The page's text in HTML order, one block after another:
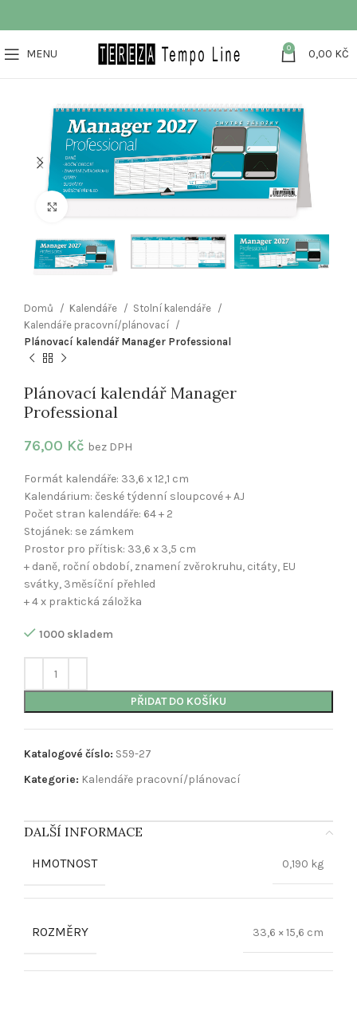
MENU 0 0,00 KČ
Domů Kalendáře
Stolní kalendáře
Kalendáře pracovní/plánovací
Plánovací kalendář Manager Professional
Plánovací kalendář Manager
Professional
76,00 Kč bez DPH
Formát kalendáře: 33,6 x 12,1 cm
Kalendárium: české týdenní sloupcové + AJ
Počet stran kalendáře: 64 + 2
Stojánek: se zámkem
Prostor pro přítisk: 33,6 x 3,5 cm
+ daně, roční období, znamení zvěrokruhu, citáty, EU
svátky, 3měsíční přehled
+ 4 x praktická záložka
1000 skladem
PŘIDAT DO KOŠÍKU
Katalogové číslo: S59-27
Kategorie: Kalendáře pracovní/plánovací
DALŠÍ INFORMACE
HMOTNOST 0,190 kg
ROZMĚRY 33,6 × 15,6 cm